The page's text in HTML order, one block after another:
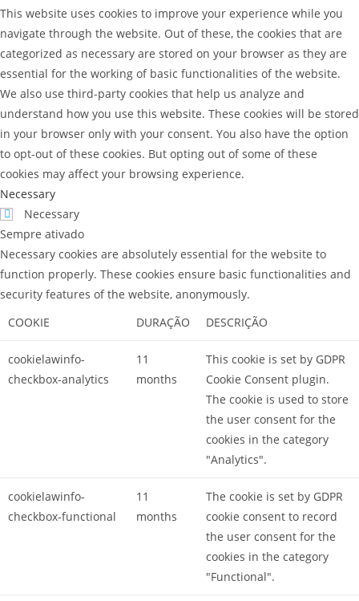
This website uses cookies to improve your experience while you
navigate through the website. Out of these, the cookies that are
categorized as necessary are stored on your browser as they are
essential for the working of basic functionalities of the website.
We also use third-party cookies that help us analyze and
understand how you use this website. These cookies will be stored
in your browser only with your consent. You also have the option
to opt-out of these cookies. But opting out of some of these
cookies may affect your browsing experience.
Necessary
Necessary
Sempre ativado
Necessary cookies are absolutely essential for the website to
function properly. These cookies ensure basic functionalities and
security features of the website, anonymously.
COOKIE
DURAÇÃO DESCRIÇÃO
cookielawinfo-
checkbox-analytics
11
months
This cookie is set by GDPR
Cookie Consent plugin.
The cookie is used to store
the user consent for the
cookies in the category
"Analytics".
cookielawinfo-
checkbox-functional
11
months
The cookie is set by GDPR
cookie consent to record
the user consent for the
cookies in the category
"Functional".